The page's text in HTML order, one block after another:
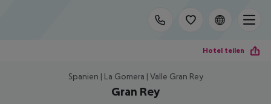
Hotel teilen
Spanien | La Gomera | Valle Gran Rey
Gran Rey